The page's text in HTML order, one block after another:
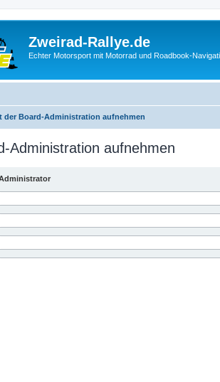
Zweirad-Rallye.de
Echter Motorsport mit Motorrad und Roadbook-
der Board-Administration aufnehmen
Administration aufnehmen